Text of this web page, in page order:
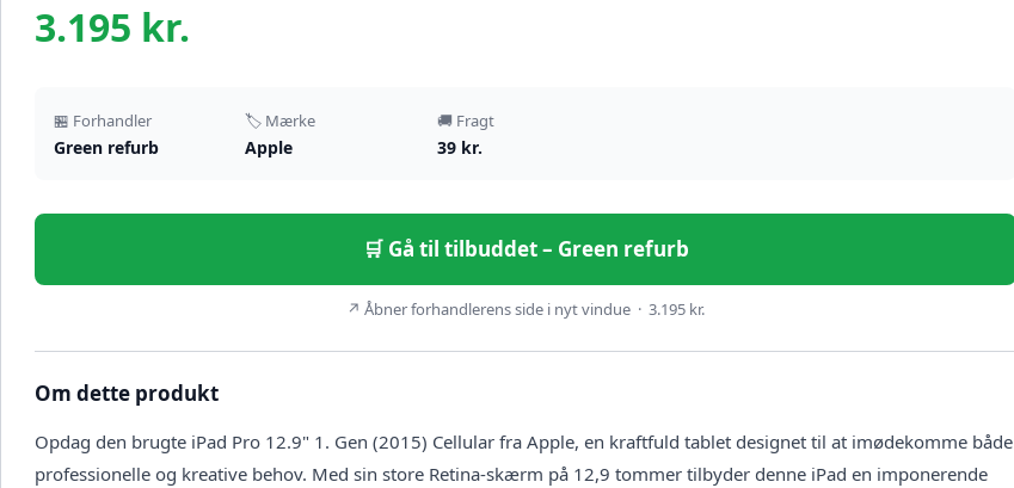
3.195 kr.
🏪 Forhandler
Green refurb
🏷️ Mærke
Apple
🚚 Fragt
39 kr.
🛒 Gå til tilbuddet – Green refurb
↗ Åbner forhandlerens side i nyt vindue · 3.195 kr.
Om dette produkt
Opdag den brugte iPad Pro 12.9" 1. Gen (2015) Cellular fra Apple, en kraftfuld tablet designet til at imødekomme både
professionelle og kreative behov. Med sin store Retina-skærm på 12,9 tommer tilbyder denne iPad en imponerende